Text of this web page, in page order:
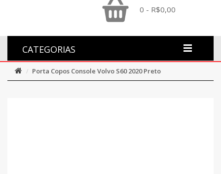
0 - R$0,00
CATEGORIAS
Porta Copos Console Volvo S60 2020 Preto